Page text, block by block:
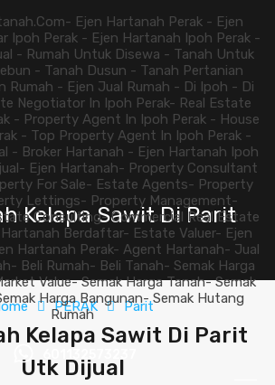
Kelapa Sawit Di Parit
PERAK Parit
Kelapa Sawit Di Parit
Utk Dijual